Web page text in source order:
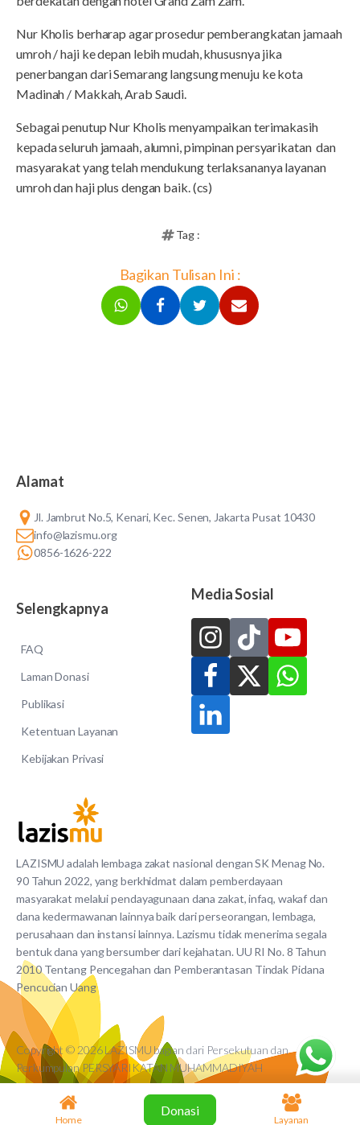
Nur Kholis berharap agar prosedur pemberangkatan jamaah
umroh / haji ke depan lebih mudah, khususnya jika
penerbangan dari Semarang langsung menuju ke kota
Madinah / Makkah, Arab Saudi.
Sebagai penutup Nur Kholis menyampaikan terimakasih
kepada seluruh jamaah, alumni, pimpinan persyarikatan dan
masyarakat yang telah mendukung terlaksananya layanan
umroh dan haji plus dengan baik. (cs)
Tag :
Bagikan Tulisan Ini :
LAZISMU adalah lembaga zakat nasional dengan SK Menag No.
90 Tahun 2022, yang berkhidmat dalam pemberdayaan
masyarakat melalui pendayagunaan dana zakat, infaq, wakaf dan
dana kedermawanan lainnya baik dari perseorangan, lembaga,
perusahaan dan instansi lainnya. Lazismu tidak menerima segala
bentuk dana yang bersumber dari kejahatan. UU RI No. 8 Tahun
2010 Tentang Pencegahan dan Pemberantasan Tindak Pidana
Pencucian Uang
Alamat
Jl. Jambrut No.5, Kenari, Kec. Senen, Jakarta Pusat 10430
info@lazismu.org
0856-1626-222
Selengkapnya
FAQ
Laman Donasi
Publikasi
Ketentuan Layanan
Kebijakan Privasi
Media Sosial
Copyright © 2026 LAZISMU bagian dari Persekutuan dan
Perkumpulan PERSYARIKATAN MUHAMMADIYAH
Home
Donasi
Layanan